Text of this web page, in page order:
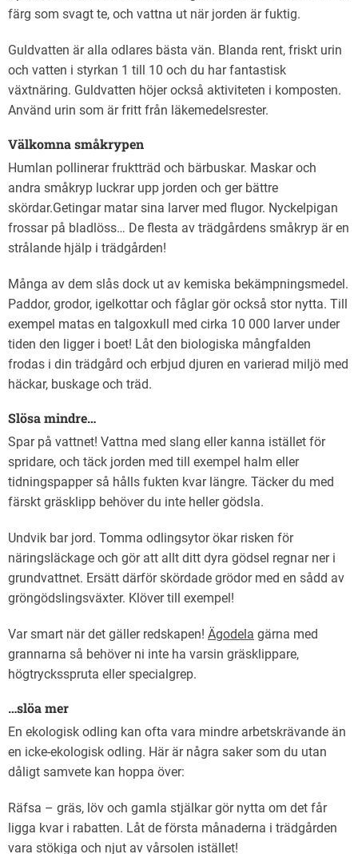
färg som svagt te, och vattna ut när jorden är fuktig.
Guldvatten är alla odlares bästa vän. Blanda rent, friskt urin
och vatten i styrkan 1 till 10 och du har fantastisk
växtnäring. Guldvatten höjer också aktiviteten i komposten.
Använd urin som är fritt från läkemedelsrester.
Välkomna småkrypen
Humlan pollinerar fruktträd och bärbuskar. Maskar och
andra småkryp luckrar upp jorden och ger bättre
skördar.Getingar matar sina larver med flugor. Nyckelpigan
frossar på bladlöss… De flesta av trädgårdens småkryp är en
strålande hjälp i trädgården!
Många av dem slås dock ut av kemiska bekämpningsmedel.
Paddor, grodor, igelkottar och fåglar gör också stor nytta. Till
exempel matas en talgoxkull med cirka 10 000 larver under
tiden den ligger i boet! Låt den biologiska mångfalden
frodas i din trädgård och erbjud djuren en varierad miljö med
häckar, buskage och träd.
Slösa mindre…
Spar på vattnet! Vattna med slang eller kanna istället för
spridare, och täck jorden med till exempel halm eller
tidningspapper så hålls fukten kvar längre. Täcker du med
färskt gräsklipp behöver du inte heller gödsla.
Undvik bar jord. Tomma odlingsytor ökar risken för
näringsläckage och gör att allt ditt dyra gödsel regnar ner i
grundvattnet. Ersätt därför skördade grödor med en sådd av
gröngödslingsväxter. Klöver till exempel!
Var smart när det gäller redskapen! Ägodela gärna med
grannarna så behöver ni inte ha varsin gräsklippare,
högtrycksspruta eller specialgrep.
…slöa mer
En ekologisk odling kan ofta vara mindre arbetskrävande än
en icke-ekologisk odling. Här är några saker som du utan
dåligt samvete kan hoppa över:
Räfsa – gräs, löv och gamla stjälkar gör nytta om det får
ligga kvar i rabatten. Låt de första månaderna i trädgården
vara stökiga och njut av vårsolen istället!